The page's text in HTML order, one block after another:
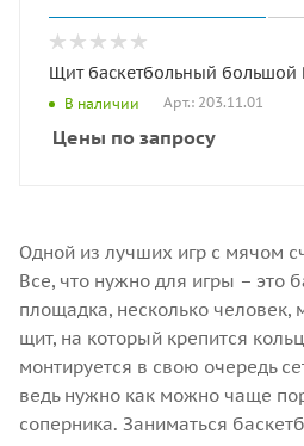
Щит баскетбольный большой
В наличии Арт.: 203.11.01
Цены по запросу
Одной из лучших игр с мячом
Все, что нужно для игры – это
площадка, несколько человек,
щит, на который крепится
монтируется в свою очередь
ведь нужно как можно чаще
соперника. Заниматься